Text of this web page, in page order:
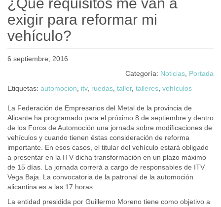
exigir para reformar mi
vehículo?
6 septiembre, 2016
Categoría: Noticias Portada
Etiquetas: automocion itv, ruedas taller, talleres vehículos
La Federación de Empresarios del Metal de la provincia de
Alicante ha programado para el próximo 8 de septiembre y dentro
de los Foros de Automoción una jornada sobre modificaciones de
vehículos y cuando tienen éstas consideración de reforma
importante. En esos casos, el titular del vehículo estará obligado
a presentar en la ITV dicha transformación en un plazo máximo
de 15 días. La jornada correrá a cargo de responsables de ITV
Vega Baja. La convocatoria de la patronal de la automoción
alicantina es a las 17 horas.
La entidad presidida por Guillermo Moreno tiene como objetivo a